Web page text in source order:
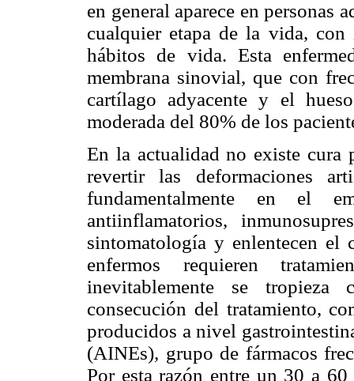
en general aparece en personas
cualquier etapa de la vida,
hábitos de vida. Esta
membrana sinovial, que con
cartílago adyacente y el
moderada del 80% de los
En la actualidad no existe cura
revertir las deformaciones
fundamentalmente en el
antiinflamatorios,
sintomatología y enlentecen el
enfermos requieren
inevitablemente se
consecución del tratamiento,
producidos a nivel
(AINEs), grupo de fármacos
Por esta razón entre un 30 a